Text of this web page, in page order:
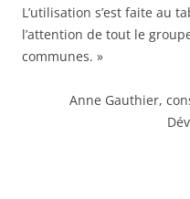
L’utilisation s’est faite au
l’attention de tout le
communes. »
Anne Gauthier,